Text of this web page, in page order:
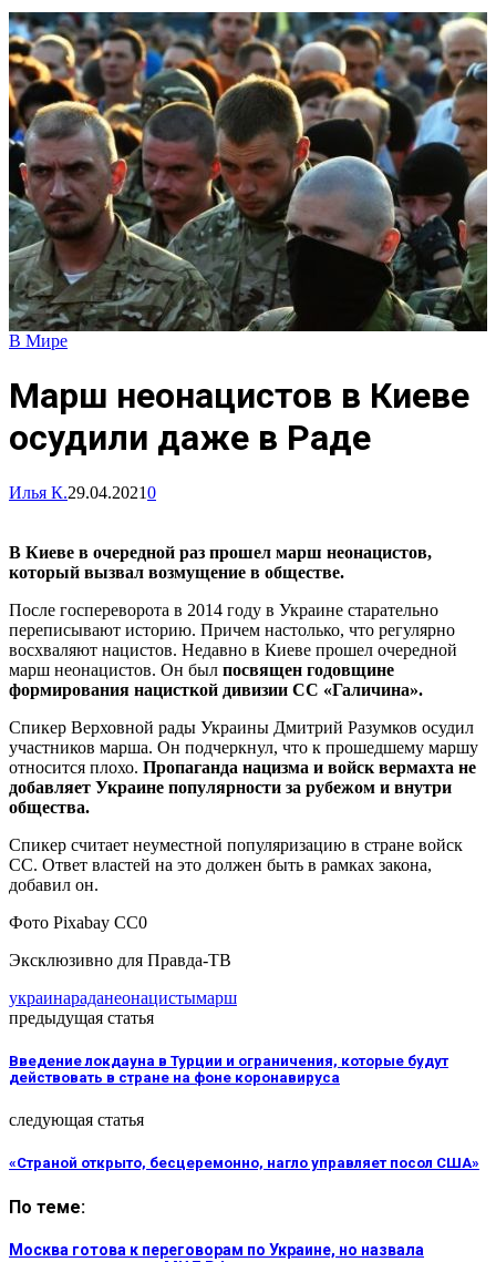
В Мире
Марш неонацистов в Киеве
осудили даже в Раде
Илья К.29.04.20210
В Киеве в очередной раз прошел марш неонацистов,
который вызвал возмущение в обществе.
После госпереворота в 2014 году в Украине старательно
переписывают историю. Причем настолько, что регулярно
восхваляют нацистов. Недавно в Киеве прошел очередной
марш неонацистов. Он был посвящен годовщине
формирования нацисткой дивизии СС «Галичина».
Спикер Верховной рады Украины Дмитрий Разумков осудил
участников марша. Он подчеркнул, что к прошедшему маршу
относится плохо. Пропаганда нацизма и войск вермахта не
добавляет Украине популярности за рубежом и внутри
общества.
Спикер считает неуместной популяризацию в стране войск
СС. Ответ властей на это должен быть в рамках закона,
добавил он.
Фото Pixabay CC0
Эксклюзивно для Правда-ТВ
украинараданеонацистымарш
предыдущая статья
Введение локдауна в Турции и ограничения, которые будут
действовать в стране на фоне коронавируса
следующая статья
«Страной открыто, бесцеремонно, нагло управляет посол США»
По теме:
Москва готова к переговорам по Украине, но назвала